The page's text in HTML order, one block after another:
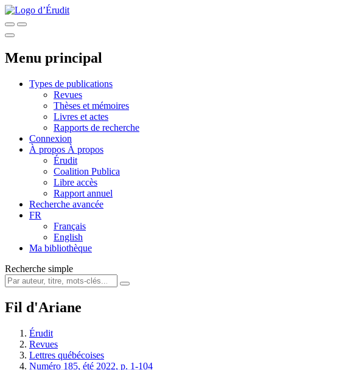
Menu principal
Types de publications
Revues
Thèses et mémoires
Livres et actes
Rapports de recherche
Connexion
À propos À propos
Érudit
Coalition Publica
Libre accès
Rapport annuel
Recherche avancée
FR
Français
English
Ma bibliothèque
Recherche simple
Fil d'Ariane
Érudit
Revues
Lettres québécoises
Numéro 185, été 2022, p. 1-104